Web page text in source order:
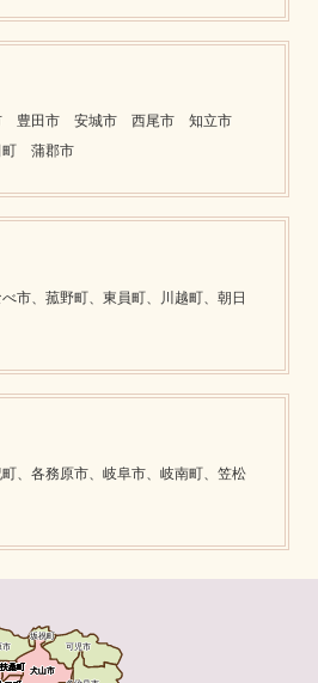
豊田市 安城市 西尾市 知立市
蒲郡市
市、菰野町、東員町、川越町、朝日
、各務原市、岐阜市、岐南町、笠松